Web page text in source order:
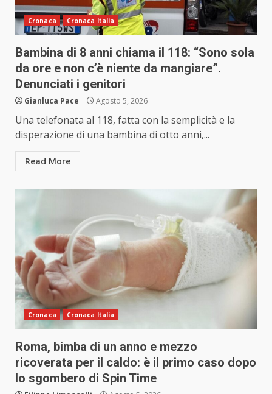
Cronaca Cronaca Italia
Bambina di 8 anni chiama il 118: “Sono sola
da ore e non c’è niente da mangiare”.
Denunciati i genitori
Gianluca Pace Agosto 5, 2026
Una telefonata al 118, fatta con la semplicità e la
disperazione di una bambina di otto anni,...
Read More
Cronaca Cronaca Italia
Roma, bimba di un anno e mezzo
ricoverata per il caldo: è il primo caso dopo
lo sgombero di Spin Time